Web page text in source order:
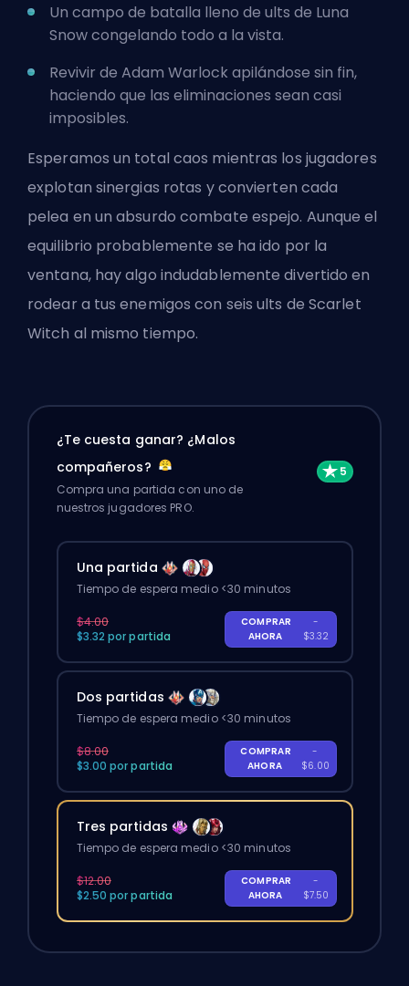
Un campo de batalla lleno de ults de Luna
Snow congelando todo a la vista.
Revivir de Adam Warlock apilándose sin fin,
haciendo que las eliminaciones sean casi
imposibles.
Esperamos un total caos mientras los jugadores
explotan sinergias rotas y convierten cada
pelea en un absurdo combate espejo. Aunque el
equilibrio probablemente se ha ido por la
ventana, hay algo indudablemente divertido en
rodear a tus enemigos con seis ults de Scarlet
Witch al mismo tiempo.
¿Te cuesta ganar? ¿Malos
compañeros?
Compra una partida con uno de
nuestros jugadores PRO.
Una partida
Tiempo de espera medio <30 minutos
$4.00
$3.32 por partida
COMPRAR
AHORA
-
$3.32
Dos partidas
Tiempo de espera medio <30 minutos
$8.00
$3.00 por partida
COMPRAR
AHORA
-
$6.00
Tres partidas
Tiempo de espera medio <30 minutos
$12.00
$2.50 por partida
COMPRAR
AHORA
-
$7.50